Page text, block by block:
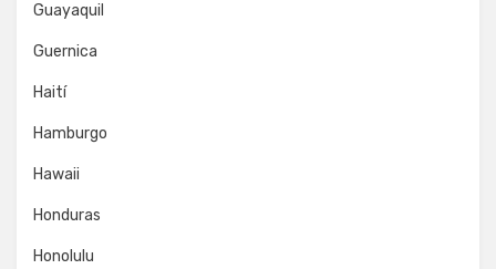
Guayaquil
Guernica
Haití
Hamburgo
Hawaii
Honduras
Honolulu